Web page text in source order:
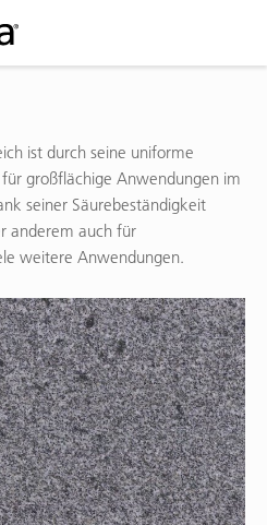
ist durch seine uniforme
großflächige Anwendungen im
seiner Säurebeständigkeit
anderem auch für
weitere Anwendungen.